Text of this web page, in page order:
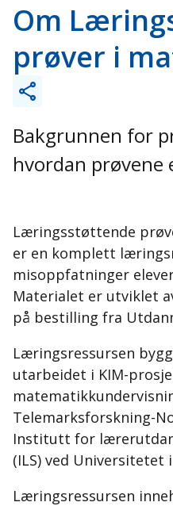
Om
prøver i
Bakgrunnen for
hvordan prøvene
Læringsstøttende
er en komplett
misoppfatninger
Materialet er utviklet
på bestilling fra
Læringsressursen
utarbeidet i KIM-
Telemarksforskning-
Institutt for
(ILS) ved Universitetet
Læringsressursen